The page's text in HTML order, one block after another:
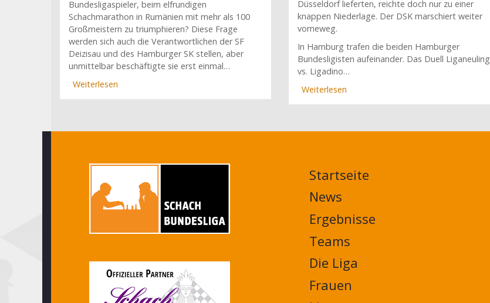
Bundesligaspieler, beim elfrundigen
Schachmarathon in Rumänien mit mehr als 100
Großmeistern zu triumphieren? Diese Frage
werden sich auch die Verantwortlichen der SF
Deizisau und des Hamburger SK stellen, aber
unmittelbar beschäftigte sie erst einmal…
Weiterlesen
Deggendorf,
München
Spieltag)
Düsseldorf lieferten, reichte doch nur zu einer
knappen Niederlage. Der DSK marschiert weiter
vorneweg.
In Hamburg trafen die beiden Hamburger
Bundesligisten aufeinander. Das Duell Liganeuling
vs. Ligadino…
Weiterlesen
gewinnt
Derby
(8.
Spieltag)
MAIN
NAVIGATION
FOOTER
Startseite
News
Ergebnisse
Teams
Die Liga
Frauen